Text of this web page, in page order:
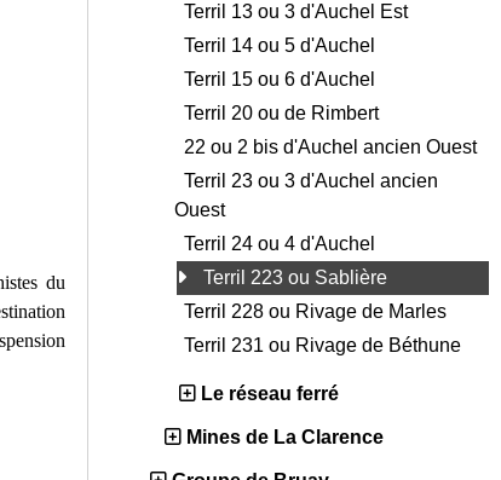
du
Terril 13 ou 3 d'Auchel Est
Terril 14 ou 5 d'Auchel
Terril 15 ou 6 d'Auchel
Terril 20 ou de Rimbert
22 ou 2 bis d'Auchel ancien Ouest
Terril 23 ou 3 d'Auchel ancien
Ouest
Terril 24 ou 4 d'Auchel
Terril 223 ou Sablière
Terril 228 ou Rivage de Marles
Terril 231 ou Rivage de Béthune
Le réseau ferré
Mines de La Clarence